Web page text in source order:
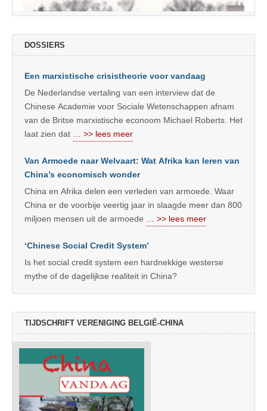
DOSSIERS
Een marxistische crisistheorie voor vandaag
De Nederlandse vertaling van een interview dat de
Chinese Academie voor Sociale Wetenschappen afnam
van de Britse marxistische econoom Michael Roberts. Het
laat zien dat
… >> lees meer
Van Armoede naar Welvaart: Wat Afrika kan leren van
China’s economisch wonder
China en Afrika delen een verleden van armoede. Waar
China er de voorbije veertig jaar in slaagde meer dan 800
miljoen mensen uit de armoede
… >> lees meer
‘Chinese Social Credit System’
Is het social credit system een hardnekkige westerse
mythe of de dagelijkse realiteit in China?
TIJDSCHRIFT VERENIGING BELGIË-CHINA